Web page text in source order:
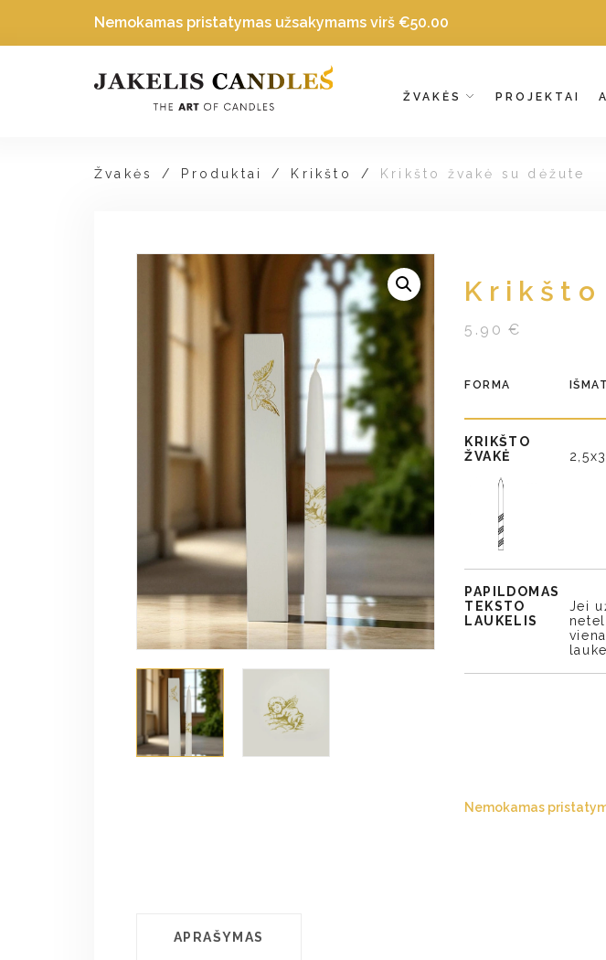
Nemokamas pristatymas užsakymams virš €50.00
ŽVAKĖS PROJEKTAI
Žvakės / Produktai / Krikšto / Krikšto žvakė su dėžute
Krikšto
5.90 €
FORMA
KRIKŠTO
ŽVAKĖ
PAPILDOMAS
TEKSTO
LAUKELIS
Jei
Nemokamas
APRAŠYMAS